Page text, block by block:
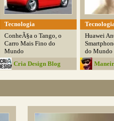
Tecnologia
ConheÃ§a o Tango, o
Carro Mais Fino do
Mundo
Cria Design Blog
Huawei
do Mundo